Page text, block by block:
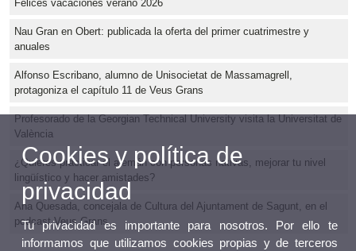
Felices vacaciones verano 2026
Nau Gran en Obert: publicada la oferta del primer cuatrimestre y
anuales
Alfonso Escribano, alumno de Unisocietat de Massamagrell,
protagoniza el capítulo 11 de Veus Grans
Profesorado de la Georgian Technical University visita la Universitat de
València
¿Quieres practicar el alemán con personas nativas, mejorar tu nivel
lingüístico y hacer amistades?
Ana Quesada, concejala de Cultura del Ajuntament de Sagunt, en el
podcast Veus Grans
Cookies y política de
privacidad
Tu privacidad es importante para nosotros. Por ello te
informamos que utilizamos cookies propias y de terceros